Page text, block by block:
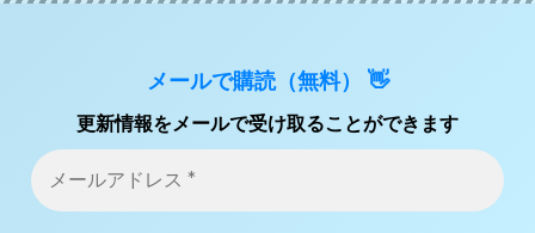
メールで購読（無料） 👋
更新情報をメールで受け取ることができます